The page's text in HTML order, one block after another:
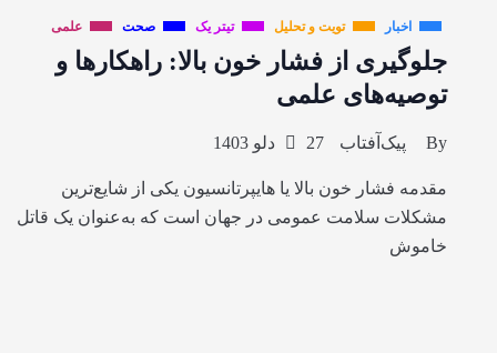
اخبار تویت و تحلیل تیتر یک صحت علمی
جلوگیری از فشار خون بالا: راهکارها و
توصیه‌های علمی
By پیک‌آفتاب 27 دلو 1403
مقدمه فشار خون بالا یا هایپرتانسیون یکی از شایع‌ترین
مشکلات سلامت عمومی در جهان است که به‌عنوان یک قاتل
خاموش